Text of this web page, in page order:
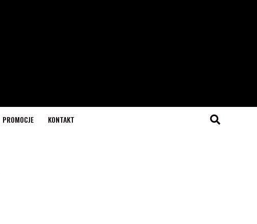
PROMOCJE KONTAKT